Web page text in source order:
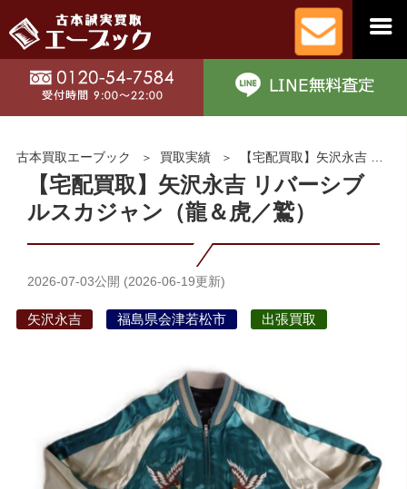
古本買取エーブック 買取実績 【宅配買取】矢沢永吉 リバーシブルスカジャン（龍＆虎／鷲）
【宅配買取】矢沢永吉 リバーシブ
ルスカジャン（龍＆虎／鷲）
2026-07-03公開 (2026-06-19更新)
矢沢永吉 福島県会津若松市 出張買取